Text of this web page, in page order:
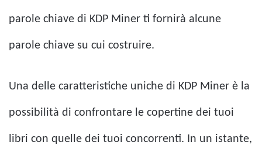
parole chiave di KDP Miner ti fornirà alcune
parole chiave su cui costruire.
Una delle caratteristiche uniche di KDP Miner è la
possibilità di confrontare le copertine dei tuoi
libri con quelle dei tuoi concorrenti. In un istante,